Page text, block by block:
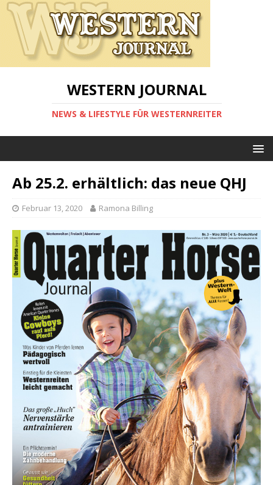
WESTERN JOURNAL
NEWS & LIFESTYLE FÜR WESTERNREITER
Ab 25.2. erhältlich: das neue QHJ
Februar 13, 2020 Ramona Billing